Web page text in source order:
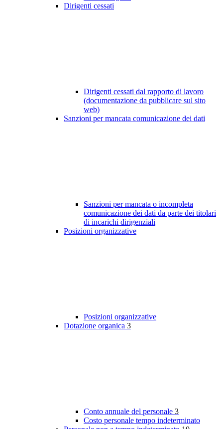
Dirigenti cessati
Dirigenti cessati dal rapporto di lavoro
(documentazione da pubblicare sul sito
web)
Sanzioni per mancata comunicazione dei dati
Sanzioni per mancata o incompleta
comunicazione dei dati da parte dei titolari
di incarichi dirigenziali
Posizioni organizzative
Posizioni organizzative
Dotazione organica 3
Conto annuale del personale 3
Costo personale tempo indeterminato